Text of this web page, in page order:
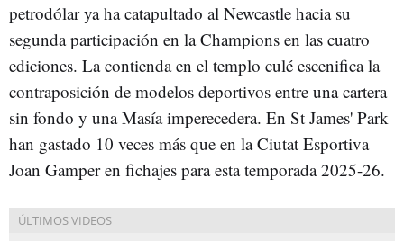
petrodólar ya ha catapultado al Newcastle hacia su
segunda participación en la Champions en las cuatro
ediciones. La contienda en el templo culé escenifica la
contraposición de modelos deportivos entre una cartera
sin fondo y una Masía imperecedera. En St James' Park
han gastado 10 veces más que en la Ciutat Esportiva
Joan Gamper en fichajes para esta temporada 2025-26.